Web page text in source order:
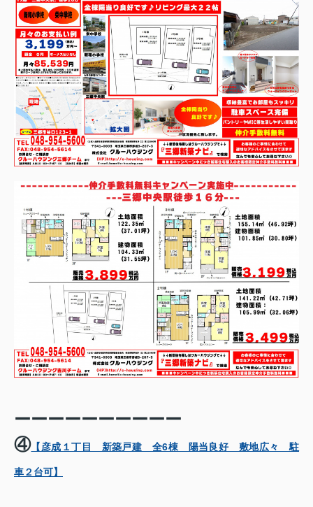
ーーーーーーーーーー
④【彦成１丁目 新築戸建 全6棟 陽当良好 敷地広々 駐
車２台可】